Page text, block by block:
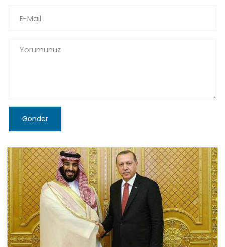
Gönder